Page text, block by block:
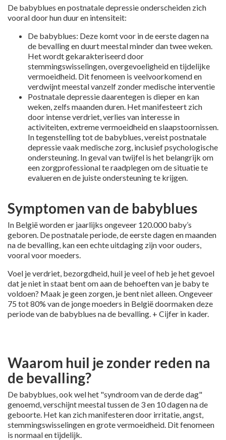
De babyblues en postnatale depressie onderscheiden zich
vooral door hun duur en intensiteit:
De babyblues: Deze komt voor in de eerste dagen na
de bevalling en duurt meestal minder dan twee weken.
Het wordt gekarakteriseerd door
stemmingswisselingen, overgevoeligheid en tijdelijke
vermoeidheid. Dit fenomeen is veelvoorkomend en
verdwijnt meestal vanzelf zonder medische interventie
Postnatale depressie daarentegen is dieper en kan
weken, zelfs maanden duren. Het manifesteert zich
door intense verdriet, verlies van interesse in
activiteiten, extreme vermoeidheid en slaapstoornissen.
In tegenstelling tot de babyblues, vereist postnatale
depressie vaak medische zorg, inclusief psychologische
ondersteuning. In geval van twijfel is het belangrijk om
een zorgprofessional te raadplegen om de situatie te
evalueren en de juiste ondersteuning te krijgen.
Symptomen van de babyblues
In België worden er jaarlijks ongeveer 120.000 baby’s
geboren. De postnatale periode, de eerste dagen en maanden
na de bevalling, kan een echte uitdaging zijn voor ouders,
vooral voor moeders.
Voel je verdriet, bezorgdheid, huil je veel of heb je het gevoel
dat je niet in staat bent om aan de behoeften van je baby te
voldoen? Maak je geen zorgen, je bent niet alleen. Ongeveer
75 tot 80% van de jonge moeders in België doormaken deze
periode van de babyblues na de bevalling. + Cijfer in kader.
Waarom huil je zonder reden na
de bevalling?
De babyblues, ook wel het "syndroom van de derde dag"
genoemd, verschijnt meestal tussen de 3 en 10 dagen na de
geboorte. Het kan zich manifesteren door irritatie, angst,
stemmingswisselingen en grote vermoeidheid. Dit fenomeen
is normaal en tijdelijk.